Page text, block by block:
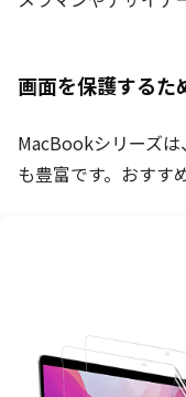
画面を保護するた
MacBookシリーズ
も豊富です。おすす